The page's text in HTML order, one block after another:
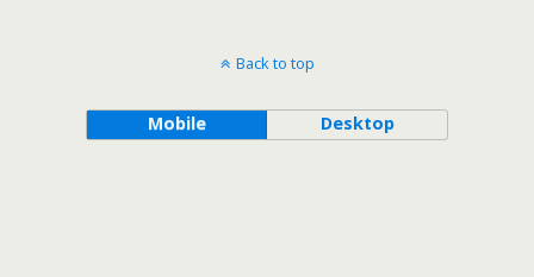
Back to top
Mobile Desktop